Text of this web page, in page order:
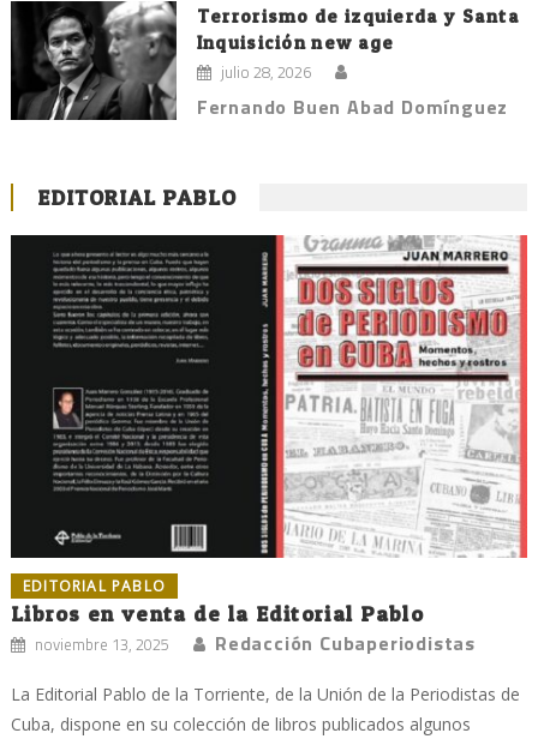
Terrorismo de izquierda y Santa
Inquisición new age
julio 28, 2026
Fernando Buen Abad Domínguez
EDITORIAL PABLO
EDITORIAL PABLO
Libros en venta de la Editorial Pablo
noviembre 13, 2025 Redacción Cubaperiodistas
La Editorial Pablo de la Torriente, de la Unión de la Periodistas de
Cuba, dispone en su colección de libros publicados algunos